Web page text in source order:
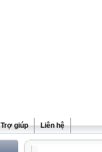
Trợ giúp Liên hệ